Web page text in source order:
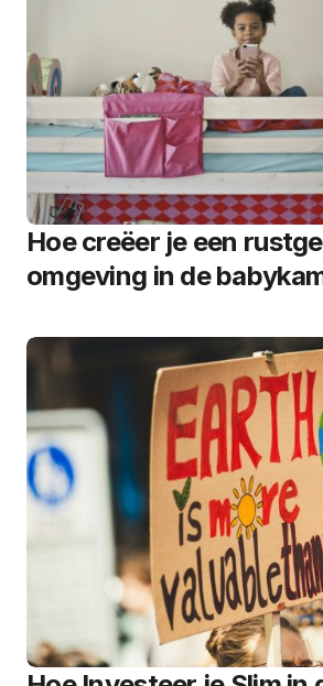
Hoe creëer je een
omgeving in de